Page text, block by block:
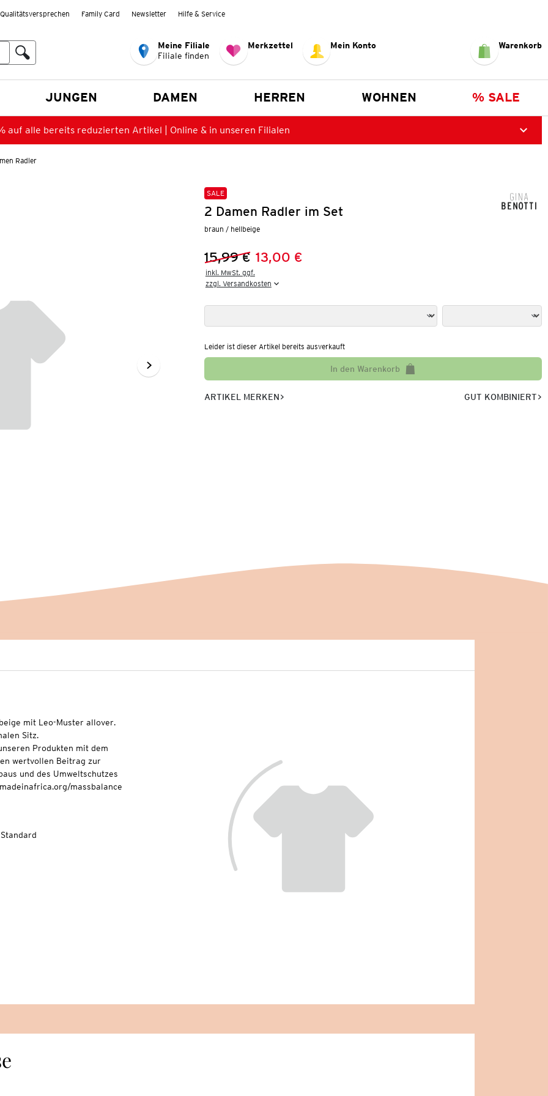
Qualitätsversprechen Family Card Newsletter Hilfe & Service
Meine Filiale
Filiale finden
Merkzettel Mein Konto Warenkorb
JUNGEN DAMEN HERREN WOHNEN % SALE
auf alle bereits reduzierten Artikel | Online & in unseren Filialen
Radler
SALE
2 Damen Radler im Set
braun / hellbeige
Vorheriger Preis:
15,99 €
Neuer Preis:
13,00 €
inkl. MwSt. ggf.
zzgl. Versandkosten
Leider ist dieser Artikel bereits ausverkauft
In den Warenkorb
ARTIKEL MERKEN GUT KOMBINIERT
mit Leo-Muster allover.
Sitz.
Produkten mit dem
wertvollen Beitrag zur
und des Umweltschutzes
massbalance